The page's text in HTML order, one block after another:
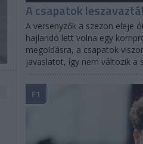
A csapatok
A versenyzők a szezon eleje
hajlandó lett volna egy
megoldásra, a csapatok
javaslatot, így nem változik a
F1